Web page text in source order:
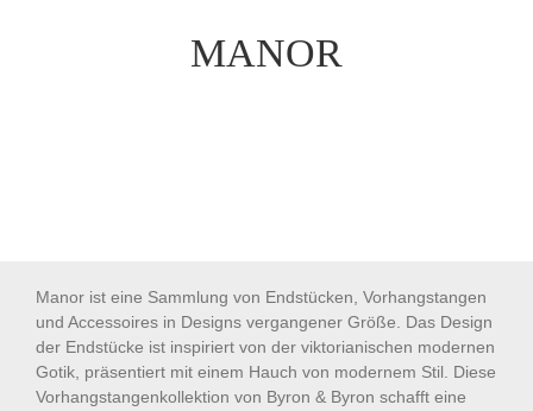
MANOR
Manor ist eine Sammlung von Endstücken, Vorhangstangen
und Accessoires in Designs vergangener Größe. Das Design
der Endstücke ist inspiriert von der viktorianischen modernen
Gotik, präsentiert mit einem Hauch von modernem Stil. Diese
Vorhangstangenkollektion von Byron & Byron schafft eine